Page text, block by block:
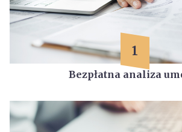
1
Bezpłatna analiza